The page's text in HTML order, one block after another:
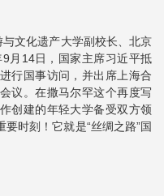
文化遗产大学副校长、北京
月14日，国家主席习近平抵
行国事访问，并出席上海合
议。在撒马尔罕这个再度写
创建的年轻大学备受双方领
时刻！它就是“丝绸之路”国